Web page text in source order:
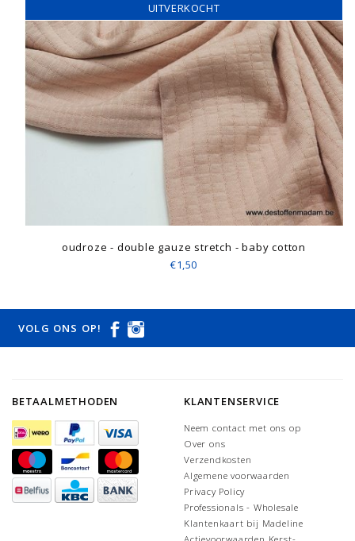
UITVERKOCHT
oudroze - double gauze stretch - baby cotton
€1,50
VOLG ONS OP!
BETAALMETHODEN KLANTENSERVICE
Neem contact met ons op
Over ons
Verzendkosten
Algemene voorwaarden
Privacy Policy
Professionals - Wholesale
Klantenkaart bij Madeline